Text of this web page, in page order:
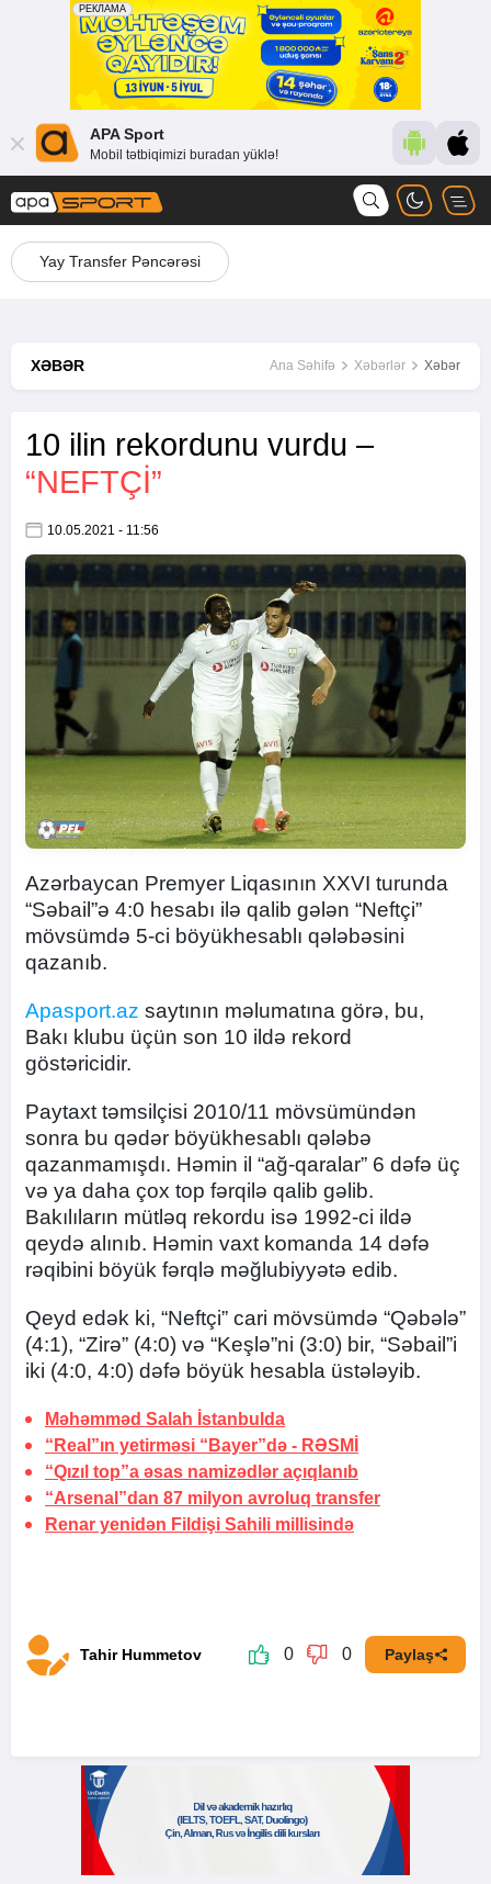
APA Sport
Mobil tətbiqimizi buradan yüklə!
Yay Transfer Pəncərəsi
XƏBƏR Ana Səhifə Xəbərlər Xəbər
10 ilin rekordunu vurdu –
“NEFTÇI”
10.05.2021 - 11:56
Azərbaycan Premyer Liqasının XXVI turunda
“Səbail”ə 4:0 hesabı ilə qalib gələn “Neftçi”
mövsümdə 5-ci böyükhesablı qələbəsini
qazanıb.
Apasport.az saytının məlumatına görə, bu,
Bakı klubu üçün son 10 ildə rekord
göstəricidir.
Paytaxt təmsilçisi 2010/11 mövsümündən
sonra bu qədər böyükhesablı qələbə
qazanmamışdı. Həmin il “ağ-qaralar” 6 dəfə üç
və ya daha çox top fərqilə qalib gəlib.
Bakılıların mütləq rekordu isə 1992-ci ildə
qeydə alınıb. Həmin vaxt komanda 14 dəfə
rəqibini böyük fərqlə məğlubiyyətə edib.
Qeyd edək ki, “Neftçi” cari mövsümdə “Qəbələ”
(4:1), “Zirə” (4:0) və “Keşlə”ni (3:0) bir, “Səbail”i
iki (4:0, 4:0) dəfə böyük hesabla üstələyib.
Məhəmməd Salah İstanbulda
“Real”ın yetirməsi “Bayer”də - RƏSMİ
“Qızıl top”a əsas namizədlər açıqlanıb
“Arsenal”dan 87 milyon avroluq transfer
Renar yenidən Fildişi Sahili millisində
Tahir Hummetov 0 0 Paylaş